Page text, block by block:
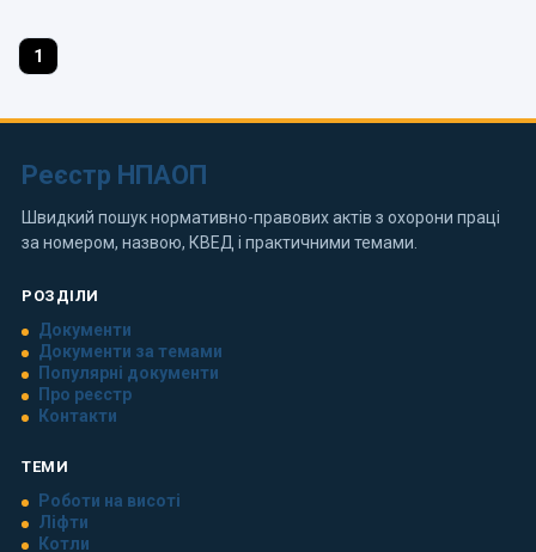
1
Реєстр НПАОП
Швидкий пошук нормативно-правових актів з охорони праці
за номером, назвою, КВЕД і практичними темами.
РОЗДІЛИ
Документи
Документи за темами
Популярні документи
Про реєстр
Контакти
ТЕМИ
Роботи на висоті
Ліфти
Котли